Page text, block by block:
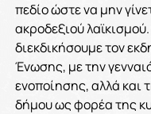
πεδίο ώστε να μην
ακροδεξιού
διεκδικήσουμε τον
Ένωσης, με την
ενοποίησης, αλλά και
δήμου ως φορέα της